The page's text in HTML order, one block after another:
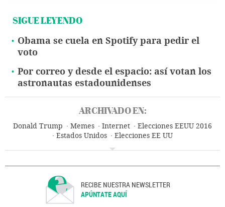
SIGUE LEYENDO
Obama se cuela en Spotify para pedir el
voto
Por correo y desde el espacio: así votan los
astronautas estadounidenses
ARCHIVADO EN:
Donald Trump Memes Internet
Elecciones EEUU 2016
Estados Unidos
Elecciones EE UU
RECIBE NUESTRA NEWSLETTER
APÚNTATE AQUÍ